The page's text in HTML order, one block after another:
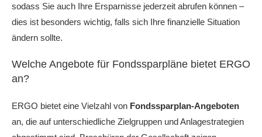
sodass Sie auch Ihre Ersparnisse jederzeit abrufen können –
dies ist besonders wichtig, falls sich Ihre finanzielle Situation
ändern sollte.
Welche Angebote für Fondssparpläne bietet ERGO
an?
ERGO bietet eine Vielzahl von Fondssparplan-Angeboten
an, die auf unterschiedliche Zielgruppen und Anlagestrategien